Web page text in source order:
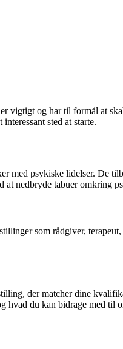
vigtigt og har til formål at
sted at starte.
med psykiske lidelser. De
at nedbryde tabuer omkring
som rådgiver,
der matcher dine
hvad du kan bidrage med til